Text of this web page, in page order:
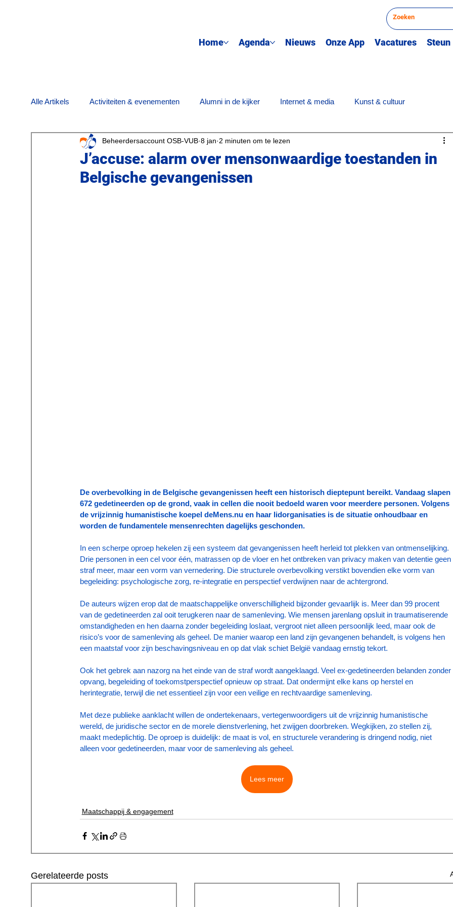
Home Agenda Nieuws Onze App Vacatures Steun
Alle Artikels Activiteiten & evenementen Alumni in de kijker Internet & media Kunst & cultuur
Maatschappij & engagement Nostalgie Onderwijs Opiniestuk Quiz
Wetenschapsnieuws
J’accuse: alarm over mensonwaardige toestanden in
Belgische gevangenissen
Beheerdersaccount OSB-VUB 8 jan 2 minuten om te lezen
De overbevolking in de Belgische gevangenissen heeft een historisch dieptepunt bereikt. Vandaag slapen
672 gedetineerden op de grond, vaak in cellen die nooit bedoeld waren voor meerdere personen. Volgens
de vrijzinnig humanistische koepel deMens.nu en haar lidorganisaties is de situatie onhoudbaar en
worden de fundamentele mensenrechten dagelijks geschonden.
In een scherpe oproep hekelen zij een systeem dat gevangenissen heeft herleid tot plekken van ontmenselijking.
Drie personen in een cel voor één, matrassen op de vloer en het ontbreken van privacy maken van detentie geen
straf meer, maar een vorm van vernedering. Die structurele overbevolking verstikt bovendien elke vorm van
begeleiding: psychologische zorg, re-integratie en perspectief verdwijnen naar de achtergrond.
De auteurs wijzen erop dat de maatschappelijke onverschilligheid bijzonder gevaarlijk is. Meer dan 99 procent
van de gedetineerden zal ooit terugkeren naar de samenleving. Wie mensen jarenlang opsluit in traumatiserende
omstandigheden en hen daarna zonder begeleiding loslaat, vergroot niet alleen persoonlijk leed, maar ook de
risico’s voor de samenleving als geheel. De manier waarop een land zijn gevangenen behandelt, is volgens hen
een maatstaf voor zijn beschavingsniveau en op dat vlak schiet België vandaag ernstig tekort.
Ook het gebrek aan nazorg na het einde van de straf wordt aangeklaagd. Veel ex-gedetineerden belanden zonder
opvang, begeleiding of toekomstperspectief opnieuw op straat. Dat ondermijnt elke kans op herstel en
herintegratie, terwijl die net essentieel zijn voor een veilige en rechtvaardige samenleving.
Met deze publieke aanklacht willen de ondertekenaars, vertegenwoordigers uit de vrijzinnig humanistische
wereld, de juridische sector en de morele dienstverlening, het zwijgen doorbreken. Wegkijken, zo stellen zij,
maakt medeplichtig. De oproep is duidelijk: de maat is vol, en structurele verandering is dringend nodig, niet
alleen voor gedetineerden, maar voor de samenleving als geheel.
Lees meer
Maatschappij & engagement
Gerelateerde posts